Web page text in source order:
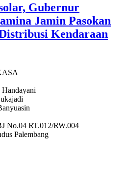
Gubernur
Jamin Pasokan
Kendaraan
No.04 RT.012/RW.004
Palembang